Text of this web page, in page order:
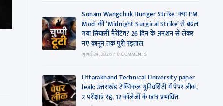
Sonam Wangchuk Hunger Strike: क्या PM
Modi की ‘Midnight Surgical Strike’ से बदल
गया सियासी नैरेटिव? 26 दिन के अनशन से लेकर
नए कानून तक पूरी पड़ताल
जुलाई 24, 2026 /0 COMMENTS
Uttarakhand Technical University paper
leak: उत्तराखंड टेक्निकल यूनिवर्सिटी में पेपर लीक,
2 परीक्षाएं रद्द, 12 कॉलेजों के छात्र प्रभावित